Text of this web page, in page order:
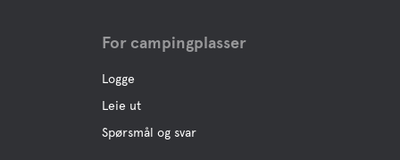
For campingplasser
Logge
Leie ut
Spørsmål og svar